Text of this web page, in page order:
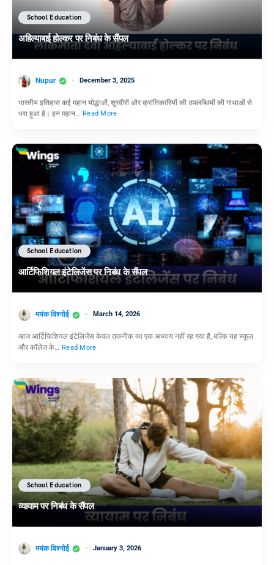
School Education
अहिल्याबाई होल्कर पर निबंध के सैंपल
Nupur December 3, 2025
भारतीय इतिहास कई महान योद्धाओं, शूरवीरों और क्रांतिकारियों की उपलब्धियों की गाथाओं से
भरा हुआ है। इन महान… Read More
School Education
आर्टिफिशियल इंटेलिजेंस पर निबंध के सैंपल
मयंक विश्नोई March 14, 2026
आज आर्टिफिशियल इंटेलिजेंस केवल तकनीक का एक अध्याय नहीं रह गया है, बल्कि यह स्कूल
और कॉलेज के… Read More
School Education
व्यायाम पर निबंध के सैंपल
मयंक विश्नोई January 3, 2026